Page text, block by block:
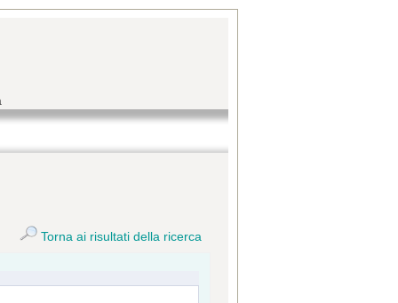
Torna ai risultati della ricerca